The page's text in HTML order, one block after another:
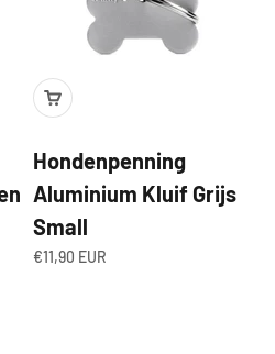
Hondenpenning
Aluminium Kluif Grijs
Small
Aanbiedingsprijs
€11,90 EUR